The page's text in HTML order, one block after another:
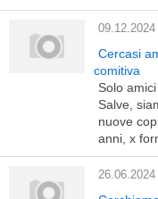
09.12.2024
Cercasi
comitiva
Solo
Salve,
nuove
anni, x
26.06.2024